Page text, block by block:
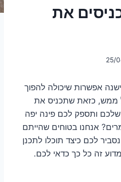
את
25/
אפשרות שיכולה להפוך
ממש, כזאת שתכניס את
ותספק לכם פינה יפה
אנחנו בטוחים שהייתם
לכם כיצד תוכלו לתכנן
זה כל כך כדאי לכם.